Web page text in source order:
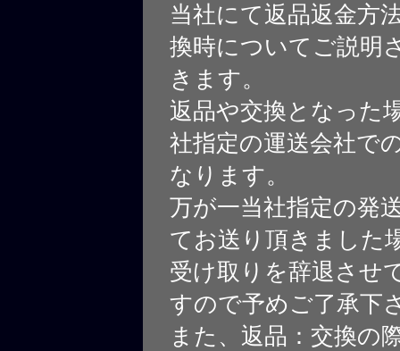
当社にて返品返金方
換時についてご説明
きます。
返品や交換となった
社指定の運送会社で
なります。
万が一当社指定の発
てお送り頂きました
受け取りを辞退させ
すので予めご了承下
また、返品：交換の